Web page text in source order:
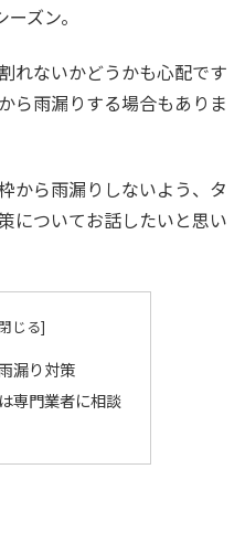
ズン。
れないかどうかも心配です
ら雨漏りする場合もありま
から雨漏りしないよう、タ
についてお話したいと思い
漏り対策
専門業者に相談